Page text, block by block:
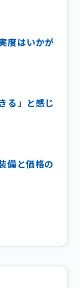
度はいかが
る」と感じ
備と価格の